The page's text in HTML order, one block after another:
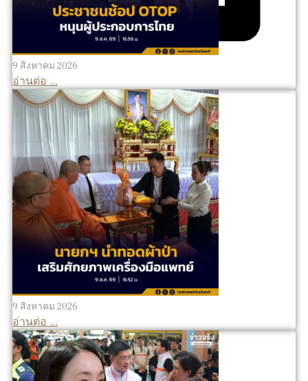
9 สิงหาคม 2026
อ่านต่อ ...
9 สิงหาคม 2026
อ่านต่อ ...